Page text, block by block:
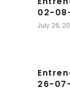
02-
July 26,
26-